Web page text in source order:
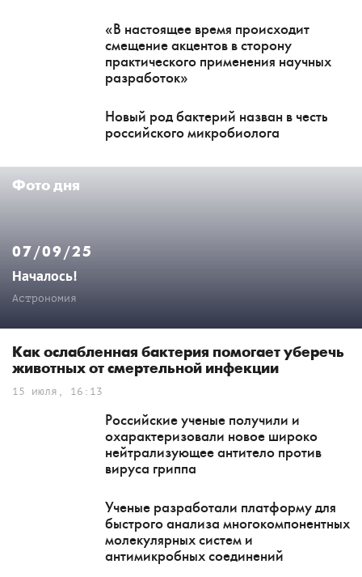
«В настоящее время происходит
смещение акцентов в сторону
практического применения научных
разработок»
Новый род бактерий назван в честь
российского микробиолога
Фото дня
07/09/25
Началось!
Астрономия
Как ослабленная бактерия помогает уберечь
животных от смертельной инфекции
15 июля, 16:13
Российские ученые получили и
охарактеризовали новое широко
нейтрализующее антитело против
вируса гриппа
Ученые разработали платформу для
быстрого анализа многокомпонентных
молекулярных систем и
антимикробных соединений